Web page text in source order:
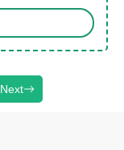
Next